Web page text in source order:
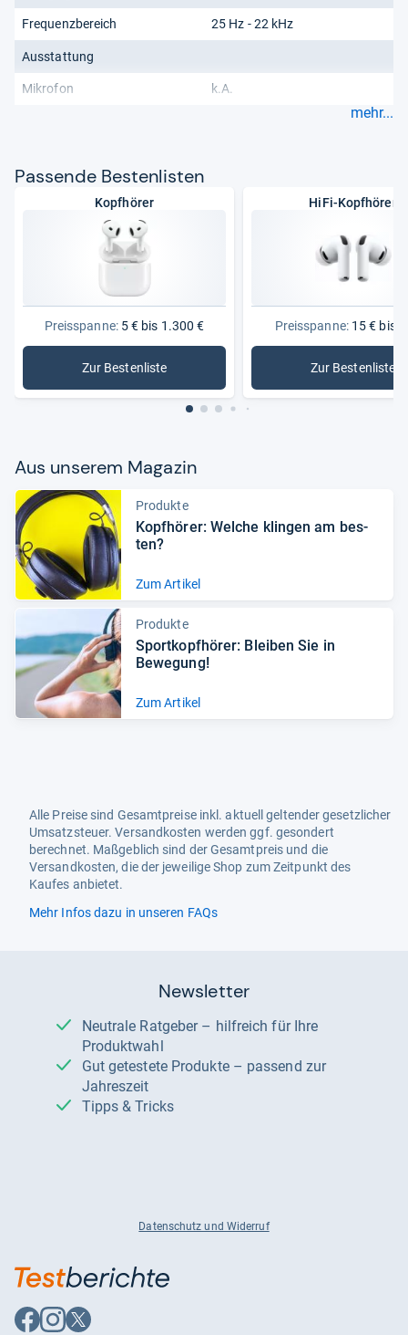
Frequenzbereich 25 Hz - 22 kHz
Ausstattung
Mikrofon k.A.
mehr...
Pas­sende Bes­ten­lis­ten
Kopfhörer
Preisspanne:5 € bis 1.300 €
Zur Bestenliste
: Kopfhörer
HiFi-Kopfhörer
Preisspanne:15 € bis
Zur Bestenliste
: HiFi-
Aus unse­rem Maga­zin
Produkte
Kopf­hö­rer: Wel­che klin­gen am bes­
ten?
Zum Artikel
Produkte
Sport­kopf­hö­rer: Blei­ben Sie in
Bewe­gung!
Zum Artikel
Alle Preise sind Gesamtpreise inkl. aktuell geltender gesetzlicher
Umsatzsteuer. Versandkosten werden ggf. gesondert
berechnet. Maßgeblich sind der Gesamtpreis und die
Versandkosten, die der jeweilige Shop zum Zeitpunkt des
Kaufes anbietet.
Mehr Infos dazu in unseren FAQs
Newsletter
Neutrale Ratgeber – hilfreich für Ihre
Produktwahl
Gut getestete Produkte – passend zur
Jahreszeit
Tipps & Tricks
Datenschutz und Widerruf
Auf
Facebook
Auf
Instagram
Auf
X